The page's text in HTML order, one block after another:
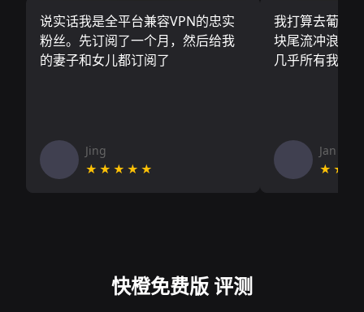
说实话我是全平台兼容VPN的忠实
粉丝。先订阅了一个月，然后给我
的妻子和女儿都订阅了
Jing
★★★★★
我打算去葡萄
块尾流冲浪板
几乎所有我需
Jan V
快橙免费版 评测